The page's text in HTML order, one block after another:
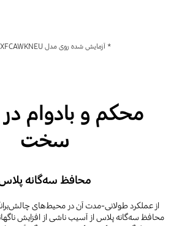
* آزمایش ‌شده روی مدل AR12TXFCAWKNEU.
محکم و بادوام
سخت
محافظ سه‌گانه
از عملکرد طولانی‌-مدت آن در محیط‌های
محافظ سه‌گانه پلاس از آسیب ناشی از افزایش